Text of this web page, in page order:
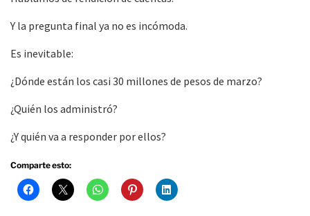
Y la pregunta final ya no es incómoda.
Es inevitable:
¿Dónde están los casi 30 millones de pesos de marzo?
¿Quién los administró?
¿Y quién va a responder por ellos?
Comparte esto: